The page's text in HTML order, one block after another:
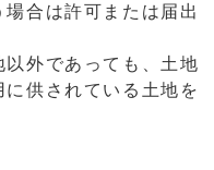
合は許可または届出
外であっても、土地
供されている土地を